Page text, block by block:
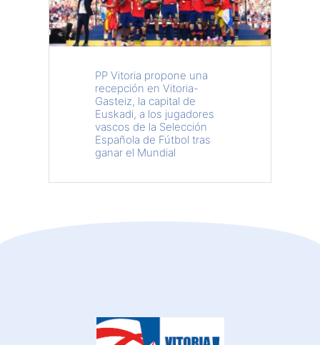
PP Vitoria propone una
recepción en Vitoria-
Gasteiz, la capital de
Euskadi, a los jugadores
vascos de la Selección
Española de Fútbol tras
ganar el Mundial